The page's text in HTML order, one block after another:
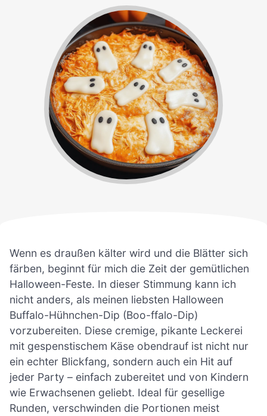
Wenn es draußen kälter wird und die Blätter sich
färben, beginnt für mich die Zeit der gemütlichen
Halloween-Feste. In dieser Stimmung kann ich
nicht anders, als meinen liebsten Halloween
Buffalo-Hühnchen-Dip (Boo-ffalo-Dip)
vorzubereiten. Diese cremige, pikante Leckerei
mit gespenstischem Käse obendrauf ist nicht nur
ein echter Blickfang, sondern auch ein Hit auf
jeder Party – einfach zubereitet und von Kindern
wie Erwachsenen geliebt. Ideal für gesellige
Runden, verschwinden die Portionen meist